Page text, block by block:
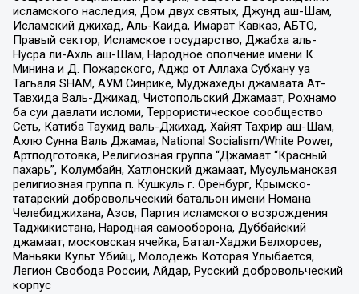
исламского наследия, Дом двух святых, Джунд аш-Шам,
Исламский джихад, Аль-Каида, Имарат Кавказ, АБТО,
Правый сектор, Исламское государство, Джабха аль-
Нусра ли-Ахль аш-Шам, Народное ополчение имени К.
Минина и Д. Пожарского, Аджр от Аллаха Субхану уа
Тагьаля SHAM, АУМ Синрике, Муджахеды джамаата Ат-
Тавхида Валь-Джихад, Чистопольский Джамаат, Рохнамо
ба суи давлати исломи, Террористическое сообщество
Сеть, Катиба Таухид валь-Джихад, Хайят Тахрир аш-Шам,
Ахлю Сунна Валь Джамаа, National Socialism/White Power,
Артподготовка, Религиозная группа “Джамаат “Красный
пахарь”, Колумбайн, Хатлонский джамаат, Мусульманская
религиозная группа п. Кушкуль г. Оренбург, Крымско-
татарский добровольческий батальон имени Номана
Челебиджихана, Азов, Партия исламского возрождения
Таджикистана, Народная самооборона, Дуббайский
джамаат, московская ячейка, Батал-Хаджи Белхороев,
Маньяки Культ Убийц, Молодёжь Которая Улыбается,
Легион Свобода России, Айдар, Русский добровольческий
корпус